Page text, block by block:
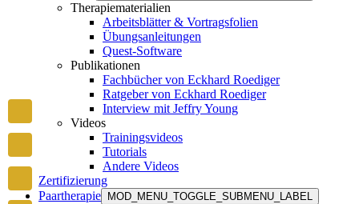
Therapiematerialien
Arbeitsblätter & Vortragsfolien
Übungsanleitungen
Quest-Software
Publikationen
Fachbücher von Eckhard Roediger
Ratgeber von Eckhard Roediger
Interview mit Jeffry Young
Videos
Trainingsvideos
Tutorials
Andere Videos
Zertifizierung
Paartherapie
MOD_MENU_TOGGLE_SUBMENU_LABEL